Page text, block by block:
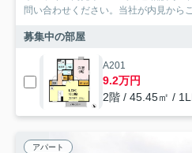
問い合わせください。当社が内見から
募集中の部屋
A201
9.2万円
2階 / 45.45㎡ /
アパート